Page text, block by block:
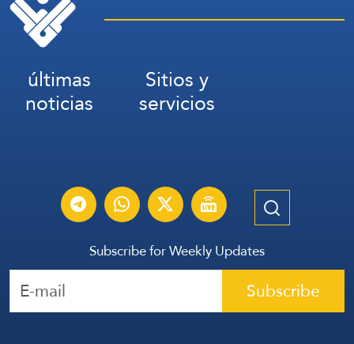
últimas
noticias
Sitios y
servicios
Subscribe for Weekly Updates
Subscribe